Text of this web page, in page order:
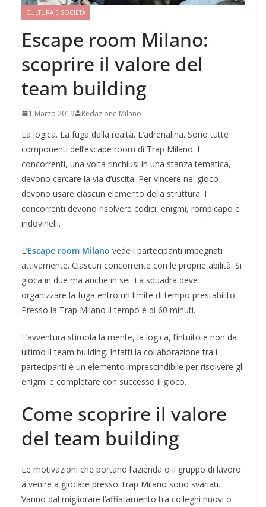
CULTURA E SOCIETÀ
Escape room Milano:
scoprire il valore del
team building
1 Marzo 2019 Redazione Milano
La logica. La fuga dalla realtà. L’adrenalina. Sono tutte
componenti dell’escape room di Trap Milano. I
concorrenti, una volta rinchiusi in una stanza tematica,
devono cercare la via d’uscita. Per vincere nel gioco
devono usare ciascun elemento della struttura. I
concorrenti devono risolvere codici, enigmi, rompicapo e
indovinelli.
L’Escape room Milano vede i partecipanti impegnati
attivamente. Ciascun concorrente con le proprie abilità. Si
gioca in due ma anche in sei. La squadra deve
organizzare la fuga entro un limite di tempo prestabilito.
Presso la Trap Milano il tempo è di 60 minuti.
L’avventura stimola la mente, la logica, l’intuito e non da
ultimo il team building. Infatti la collaborazione tra i
partecipanti è un elemento imprescindibile per risolvere gli
enigmi e completare con successo il gioco.
Come scoprire il valore
del team building
Le motivazioni che portano l’azienda o il gruppo di lavoro
a venire a giocare presso Trap Milano sono svariati.
Vanno dal migliorare l’affiatamento tra colleghi nuovi o